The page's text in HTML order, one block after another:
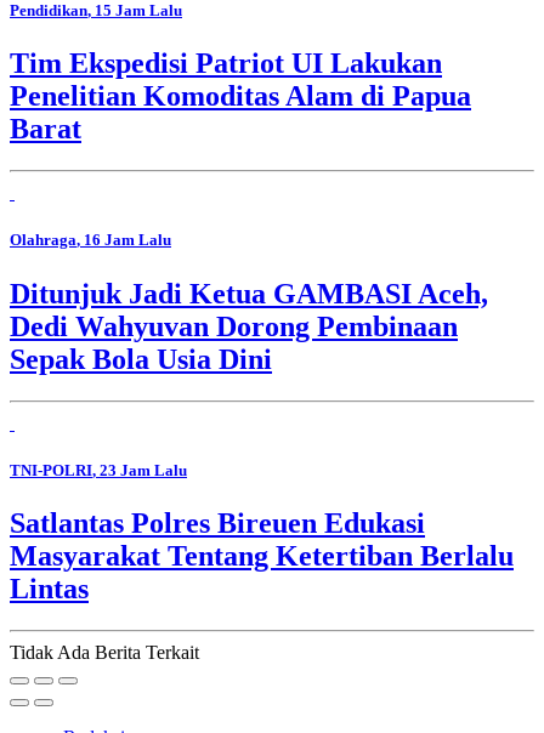
Pendidikan, 15 Jam Lalu
Tim Ekspedisi Patriot UI Lakukan
Penelitian Komoditas Alam di Papua
Barat
Olahraga, 16 Jam Lalu
Ditunjuk Jadi Ketua GAMBASI Aceh,
Dedi Wahyuvan Dorong Pembinaan
Sepak Bola Usia Dini
TNI-POLRI, 23 Jam Lalu
Satlantas Polres Bireuen Edukasi
Masyarakat Tentang Ketertiban Berlalu
Lintas
Tidak Ada Berita Terkait